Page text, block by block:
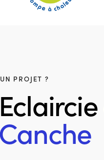
UN PROJET ?